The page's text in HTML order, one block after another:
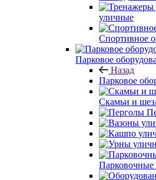
уличные
Спортивное
Парковое
Назад
Парковое
Скамьи и
Парковочные